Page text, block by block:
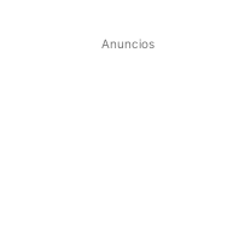
Anuncios